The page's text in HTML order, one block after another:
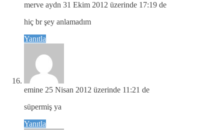
merve aydn 31 Ekim 2012 üzerinde 17:19 de
hiç br şey anlamadım
Yanıtla
emine 25 Nisan 2012 üzerinde 11:21 de
süpermiş ya
Yanıtla